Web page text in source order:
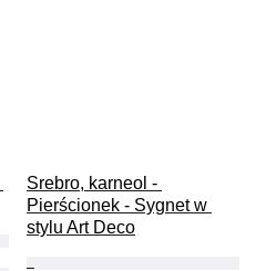
Srebro, karneol -
Pierścionek - Sygnet w
stylu Art Deco